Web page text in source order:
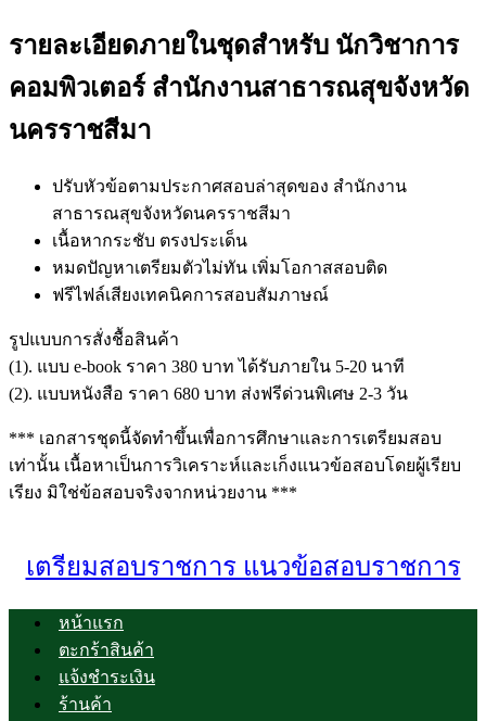
รายละเอียดภายในชุดสำหรับ นักวิชาการ
คอมพิวเตอร์ สำนักงานสาธารณสุขจังหวัด
นครราชสีมา
ปรับหัวข้อตามประกาศสอบล่าสุดของ สำนักงาน
สาธารณสุขจังหวัดนครราชสีมา
เนื้อหากระชับ ตรงประเด็น
หมดปัญหาเตรียมตัวไม่ทัน เพิ่มโอกาสสอบติด
ฟรีไฟล์เสียงเทคนิคการสอบสัมภาษณ์
รูปแบบการสั่งชื้อสินค้า
(1). แบบ e-book ราคา 380 บาท ได้รับภายใน 5-20 นาที
(2). แบบหนังสือ ราคา 680 บาท ส่งฟรีด่วนพิเศษ 2-3 วัน
*** เอกสารชุดนี้จัดทำขึ้นเพื่อการศึกษาและการเตรียมสอบ
เท่านั้น เนื้อหาเป็นการวิเคราะห์และเก็งแนวข้อสอบโดยผู้เรียบ
เรียง มิใช่ข้อสอบจริงจากหน่วยงาน ***
เตรียมสอบราชการ แนวข้อสอบราชการ
หน้าแรก
ตะกร้าสินค้า
แจ้งชำระเงิน
ร้านค้า